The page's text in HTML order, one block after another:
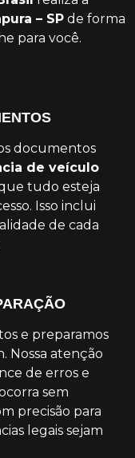
– SP de forma
para você.
documentos
de veículo
tudo esteja
Isso inclui
de cada
e preparamos
Nossa atenção
de erros e
sem
precisão para
legais sejam